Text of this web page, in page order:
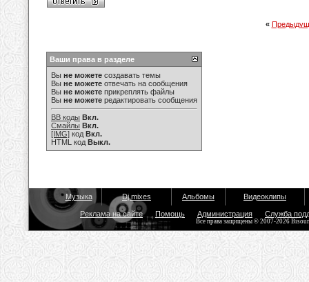
«
Ваши права в разделе
Вы не можете создавать темы
Вы не можете отвечать на сообщения
Вы не можете прикреплять файлы
Вы не можете редактировать сообщения
BB коды Вкл.
Смайлы Вкл.
[IMG] код Вкл.
HTML код Выкл.
Музыка Dj mixes Альбомы Видеоклипы
Реклама на сайте Помощь Администрация Служба
Все права защищены © 2007-2026